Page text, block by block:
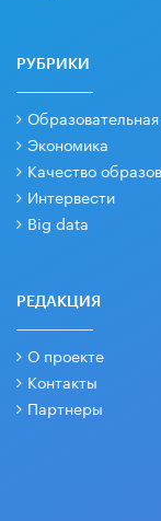
РУБРИКИ
Экономика
Качество
Интервести
Big data
РЕДАКЦИЯ
О проекте
Контакты
Партнеры